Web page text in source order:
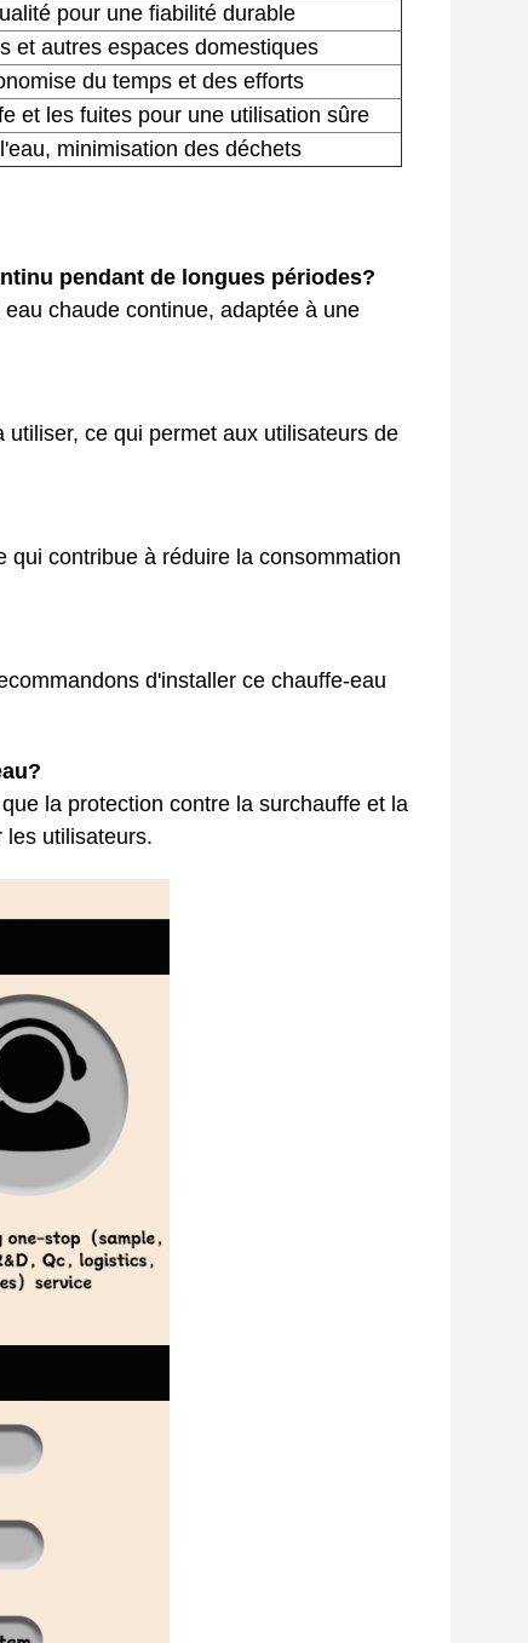
pour une fiabilité durable
et autres espaces domestiques
du temps et des efforts
et les fuites pour une utilisation sûre
minimisation des déchets
pendant de longues périodes?
chaude continue, adaptée à une
ce qui permet aux utilisateurs de
contribue à réduire la consommation
d'installer ce chauffe-eau
la protection contre la surchauffe et la
les utilisateurs.